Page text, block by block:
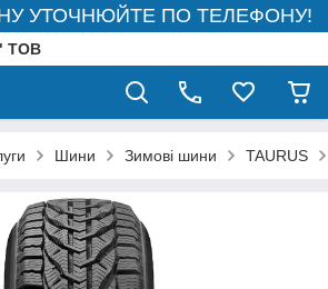
УТОЧНЮЙТЕ ПО ТЕЛЕФОНУ!
ТОВ
Шини Зимові шини TAURUS